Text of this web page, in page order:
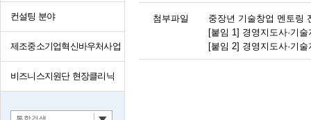
컨설팅 분야
제조중소기업혁신바우처사업
비즈니스지원단 현장클리닉
첨부파일
중장년 기술창업 멘토링
[붙임 1] 경영지도사·기
[붙임 2] 경영지도사·기